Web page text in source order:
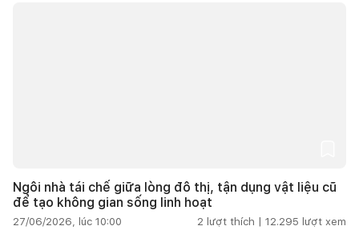
Ngôi nhà tái chế giữa lòng đô thị, tận dụng vật liệu cũ
để tạo không gian sống linh hoạt
27/06/2026, lúc 10:00 2 lượt thích | 12.295 lượt xem